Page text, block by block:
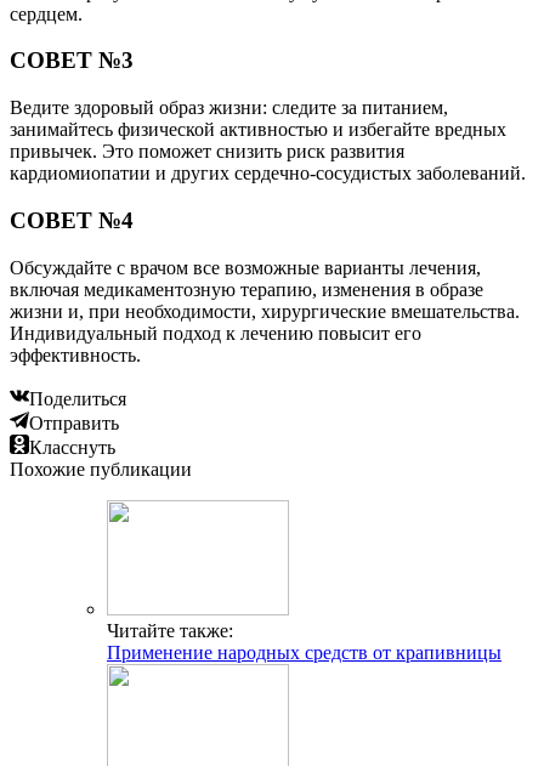
сердцем.
СОВЕТ №3
Ведите здоровый образ жизни: следите за питанием,
занимайтесь физической активностью и избегайте вредных
привычек. Это поможет снизить риск развития
кардиомиопатии и других сердечно-сосудистых заболеваний.
СОВЕТ №4
Обсуждайте с врачом все возможные варианты лечения,
включая медикаментозную терапию, изменения в образе
жизни и, при необходимости, хирургические вмешательства.
Индивидуальный подход к лечению повысит его
эффективность.
Поделиться
Отправить
Класснуть
Похожие публикации
Читайте также:
Применение народных средств от крапивницы